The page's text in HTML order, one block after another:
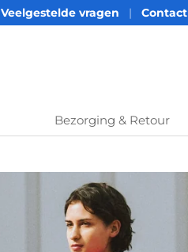
Veelgestelde vragen Contact
Bezorging & Retour